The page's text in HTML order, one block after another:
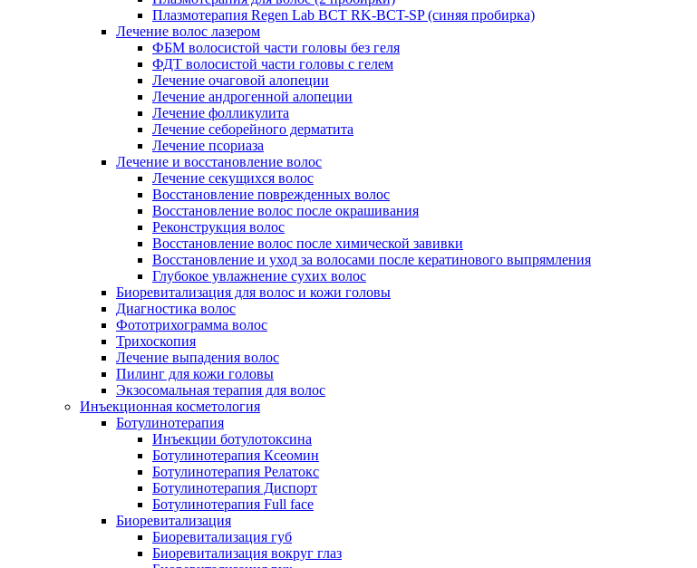
Плазмотерапия Regen Lab BCT RK-BCT-SP (синяя пробирка)
Лечение волос лазером
ФБМ волосистой части головы без геля
ФДТ волосистой части головы с гелем
Лечение очаговой алопеции
Лечение андрогенной алопеции
Лечение фолликулита
Лечение себорейного дерматита
Лечение псориаза
Лечение и восстановление волос
Лечение секущихся волос
Восстановление поврежденных волос
Восстановление волос после окрашивания
Реконструкция волос
Восстановление волос после химической завивки
Восстановление и уход за волосами после кератинового выпрямления
Глубокое увлажнение сухих волос
Биоревитализация для волос и кожи головы
Диагностика волос
Фототрихограмма волос
Трихоскопия
Лечение выпадения волос
Пилинг для кожи головы
Экзосомальная терапия для волос
Инъекционная косметология
Ботулинотерапия
Инъекции ботулотоксина
Ботулинотерапия Ксеомин
Ботулинотерапия Релатокс
Ботулинотерапия Диспорт
Ботулинотерапия Full face
Биоревитализация
Биоревитализация губ
Биоревитализация вокруг глаз